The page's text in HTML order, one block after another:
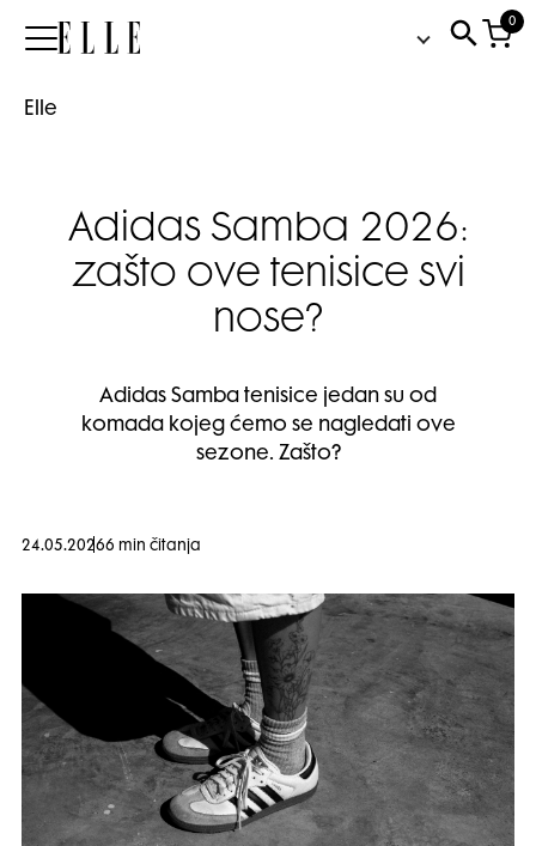
Elle
0
Elle
Adidas Samba 2026:
zašto ove tenisice svi
nose?
Adidas Samba tenisice jedan su od
komada kojeg ćemo se nagledati ove
sezone. Zašto?
24.05.20266 min čitanja